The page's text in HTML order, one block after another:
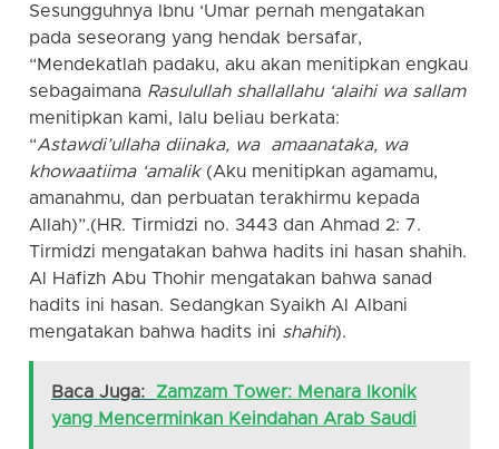
Sesungguhnya Ibnu ‘Umar pernah mengatakan
pada seseorang yang hendak bersafar,
“Mendekatlah padaku, aku akan menitipkan engkau
sebagaimana Rasulullah shallallahu ‘alaihi wa sallam
menitipkan kami, lalu beliau berkata:
“Astawdi’ullaha diinaka, wa amaanataka, wa
khowaatiima ‘amalik(Aku menitipkan agamamu,
amanahmu, dan perbuatan terakhirmu kepada
Allah)”.(HR. Tirmidzi no. 3443 dan Ahmad 2: 7.
Tirmidzi mengatakan bahwa hadits ini hasan shahih.
Al Hafizh Abu Thohir mengatakan bahwa sanad
hadits ini hasan. Sedangkan Syaikh Al Albani
mengatakan bahwa hadits ini shahih).
Baca Juga:
Zamzam Tower: Menara Ikonik
yang Mencerminkan Keindahan Arab Saudi